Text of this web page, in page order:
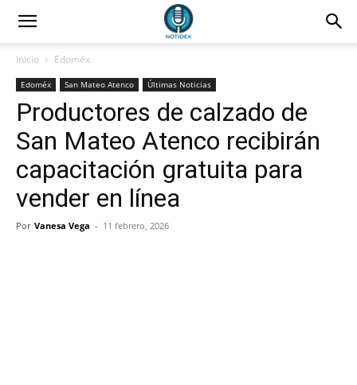
Inicio Edoméx
Edoméx San Mateo Atenco Últimas Noticias
Productores de calzado de
San Mateo Atenco recibirán
capacitación gratuita para
vender en línea
Por Vanesa Vega - 11 febrero, 2026